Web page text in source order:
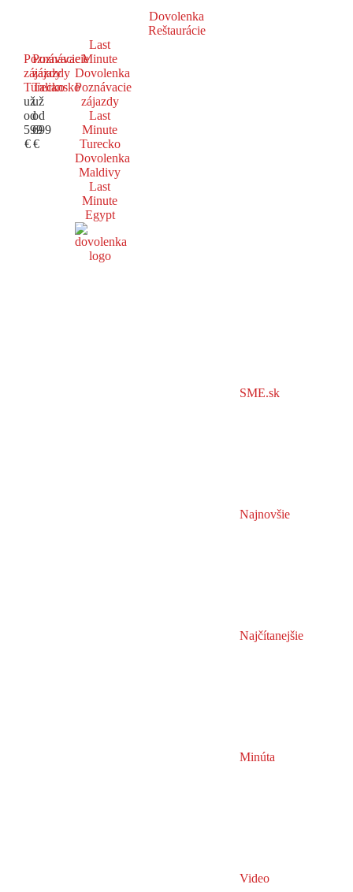
Dovolenka
Reštaurácie
Poznávacie
zájazdy
Turecko
už
od
599
€
Poznávacie
zájazdy
Taliansko
už
od
699
€
Last
Minute
Dovolenka
Poznávacie
zájazdy
Last
Minute
Turecko
Dovolenka
Maldivy
Last
Minute
Egypt
SME.sk
Najnovšie
Najčítanejšie
Minúta
Video